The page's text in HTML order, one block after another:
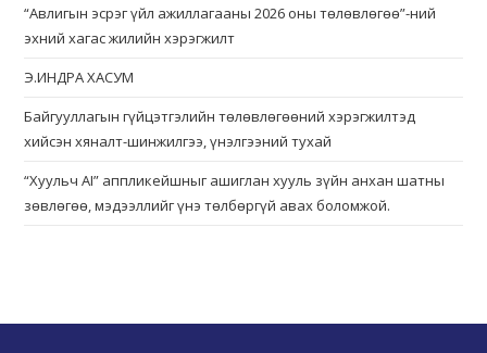
“Авлигын эсрэг үйл ажиллагааны 2026 оны төлөвлөгөө”-ний
эхний хагас жилийн хэрэгжилт
Э.ИНДРА ХАСУМ
Байгууллагын гүйцэтгэлийн төлөвлөгөөний хэрэгжилтэд
хийсэн хяналт-шинжилгээ, үнэлгээний тухай
“Хуульч АІ” аппликейшныг ашиглан хууль зүйн анхан шатны
зөвлөгөө, мэдээллийг үнэ төлбөргүй авах боломжой.